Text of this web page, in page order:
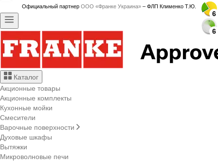
Официальный партнер ООО «Франке Украина» – ФЛП Клименко Т.Ю.
Каталог
Акционные товары
Акционные комплекты
Кухонные мойки
Смесители
Варочные поверхности
Духовые шкафы
Вытяжки
Микроволновые печи
6
6
6
6
6
6
6
6
6
6
6
6
6
6
6
6
6
6
6
6
6
6
6
6
6
6
6
6